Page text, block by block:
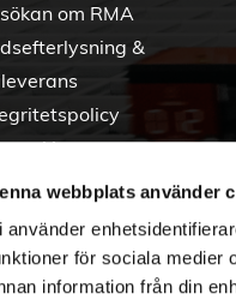
webbplats använder
använder
för sociala medier
information från din
om RMA
&
cookies